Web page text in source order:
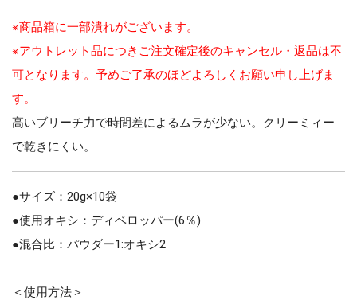
※商品箱に一部潰れがございます。
※アウトレット品につきご注文確定後のキャンセル・返品は不
可となります。予めご了承のほどよろしくお願い申し上げま
す。
高いブリーチ力で時間差によるムラが少ない。クリーミィー
で乾きにくい。
●サイズ：20g×10袋
●使用オキシ：ディベロッパー(6％)
●混合比：パウダー1:オキシ2
＜使用方法＞